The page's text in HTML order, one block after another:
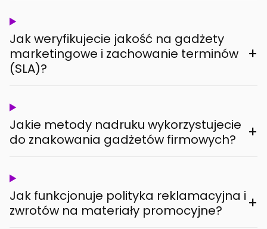
Jak weryfikujecie jakość na gadżety
marketingowe i zachowanie terminów
(SLA)?
+
Jakie metody nadruku wykorzystujecie
do znakowania gadżetów firmowych?
+
Jak funkcjonuje polityka reklamacyjna i
zwrotów na materiały promocyjne?
+